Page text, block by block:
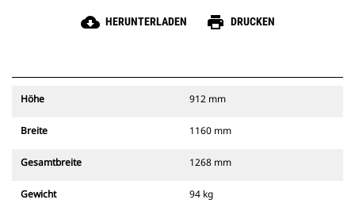
cloud_download HERUNTERLADEN print DRUCKEN
Höhe 912 mm
Breite 1160 mm
Gesamtbreite 1268 mm
Gewicht 94 kg